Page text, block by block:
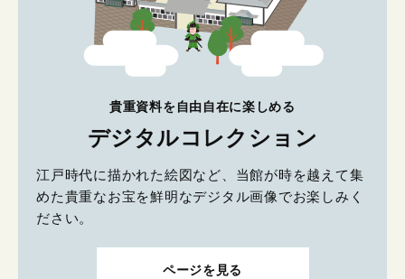
貴重資料を自由自在に楽しめる
デジタルコレクション
江戸時代に描かれた絵図など、当館が時を越えて集
めた貴重なお宝を鮮明なデジタル画像でお楽しみく
ださい。
ページを見る